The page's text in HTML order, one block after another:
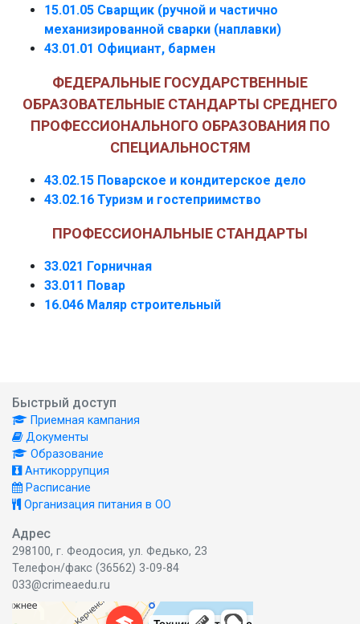
15.01.05 Сварщик (ручной и частично
механизированной сварки (наплавки)
43.01.01 Официант, бармен
ФЕДЕРАЛЬНЫЕ ГОСУДАРСТВЕННЫЕ
ОБРАЗОВАТЕЛЬНЫЕ СТАНДАРТЫ СРЕДНЕГО
ПРОФЕССИОНАЛЬНОГО ОБРАЗОВАНИЯ ПО
СПЕЦИАЛЬНОСТЯМ
43.02.15 Поварское и кондитерское дело
43.02.16 Туризм и гостеприимство
ПРОФЕССИОНАЛЬНЫЕ СТАНДАРТЫ
33.021 Горничная
33.011 Повар
16.046 Маляр строительный
Быстрый доступ
Приемная кампания
Документы
Образование
Антикоррупция
Расписание
Организация питания в ОО
Адрес
298100, г. Феодосия, ул. Федько, 23
Телефон/факс (36562) 3-09-84
033@crimeaedu.ru